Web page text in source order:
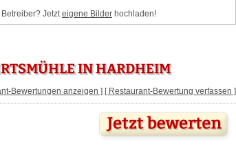
Jetzteigene Bilder hochladen!
IN HARDHEIM
Bewertungen anzeigen ] [ Restaurant-Bewertung verfassen ]